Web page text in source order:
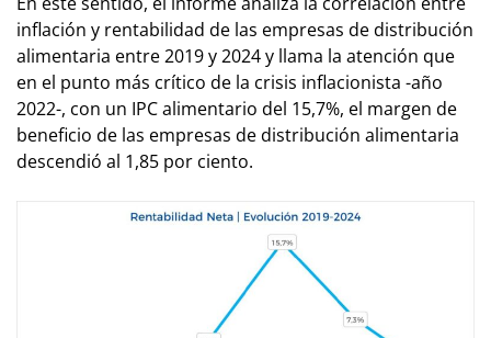
inflación y rentabilidad de las empresas de distribución
alimentaria entre 2019 y 2024 y llama la atención que
en el punto más crítico de la crisis inflacionista -año
2022-, con un IPC alimentario del 15,7%, el margen de
beneficio de las empresas de distribución alimentaria
descendió al 1,85 por ciento.